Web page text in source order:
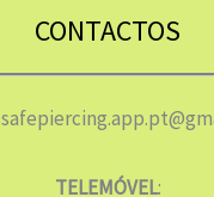
CONTACTOS
TELEMÓVEL: